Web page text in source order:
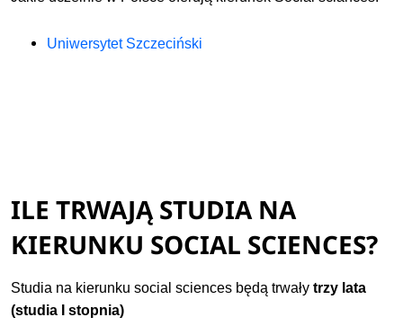
Uniwersytet Szczeciński
ILE TRWAJĄ STUDIA NA
KIERUNKU SOCIAL SCIENCES?
Studia na kierunku social sciences będą trwały trzy lata
(studia I stopnia)